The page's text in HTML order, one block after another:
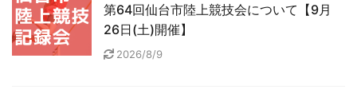
第64回仙台市陸上競技会について【9月
26日(土)開催】
2026/8/9